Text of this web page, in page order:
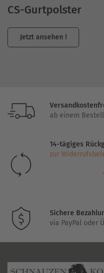
CS-Gurtpolster
Jetzt ansehen !
ab einem
14-tägiges
zur
Sichere
via PayPal oder